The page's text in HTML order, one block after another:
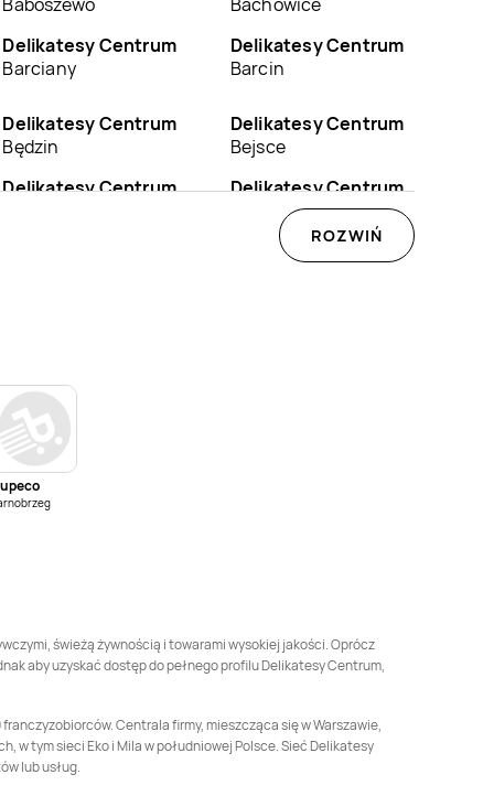
Baboszewo
Bachowice
Delikatesy Centrum
Barciany
Delikatesy Centrum
Barcin
Delikatesy Centrum
Będzin
Delikatesy Centrum
Bejsce
Delikatesy Centrum
Delikatesy Centrum
Delikatesy Centrum
Delikatesy Centrum
Blizanów
Delikatesy Centrum
Bobrek
Delikatesy Centrum
Delikatesy Centrum
Boronów
Delikatesy Centrum
Borowie
Bratkowice
Brenna
Delikatesy Centrum
ROZWIŃ
świeżą żywnością i towarami wysokiej jakości. Oprócz
aby uzyskać dostęp do pełnego profilu Delikatesy Centrum,
Centrala firmy, mieszcząca się w Warszawie,
w tym sieci Eko i Mila w południowej Polsce. Sieć Delikatesy
lub usług.